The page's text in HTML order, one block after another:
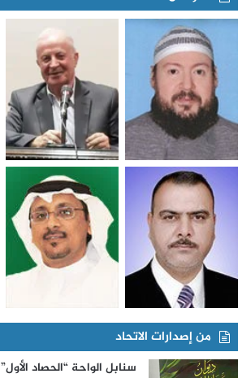
من إصدارات الاتحاد
سنابل الواحة “الحصاد الأول”